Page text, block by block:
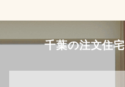
千葉の注文住